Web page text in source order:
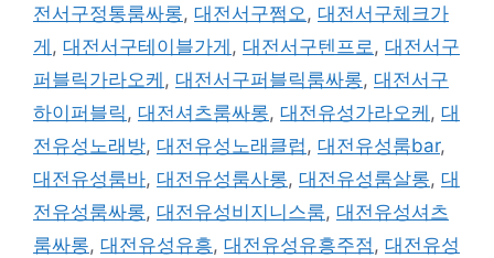
전서구정통룸싸롱, 대전서구쩜오 , 대전서구체크가
게 , 대전서구테이블가게 , 대전서구텐프로 , 대전서구
퍼블릭가라오케 , 대전서구퍼블릭룸싸롱, 대전서구
하이퍼블릭 , 대전셔츠룸싸롱, 대전유성가라오케 , 대
전유성노래방, 대전유성노래클럽 , 대전유성룸bar,
대전유성룸바, 대전유성룸사롱, 대전유성룸살롱, 대
전유성룸싸롱, 대전유성비지니스룸, 대전유성셔츠
룸싸롱, 대전유성유흥, 대전유성유흥주점 , 대전유성